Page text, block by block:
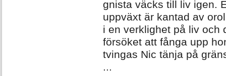
gnista väcks till liv igen.
uppväxt är kantad av
i en verklighet på liv och
försöket att fånga upp
tvingas Nic tänja på
...